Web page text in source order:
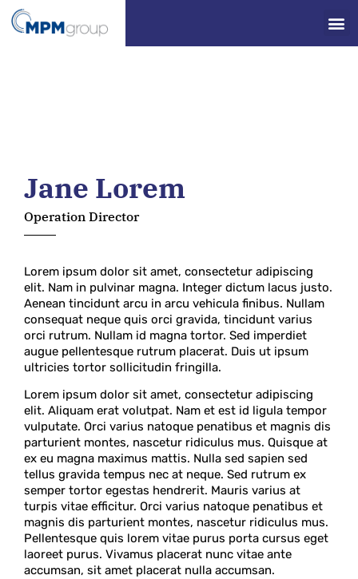
Jane Lorem
Operation Director
Lorem ipsum dolor sit amet, consectetur adipiscing
elit. Nam in pulvinar magna. Integer dictum lacus justo.
Aenean tincidunt arcu in arcu vehicula finibus. Nullam
consequat neque quis orci gravida, tincidunt varius
orci rutrum. Nullam id magna tortor. Sed imperdiet
augue pellentesque rutrum placerat. Duis ut ipsum
ultricies tortor sollicitudin fringilla.
Lorem ipsum dolor sit amet, consectetur adipiscing
elit. Aliquam erat volutpat. Nam et est id ligula tempor
vulputate. Orci varius natoque penatibus et magnis dis
parturient montes, nascetur ridiculus mus. Quisque at
ex eu magna maximus mattis. Nulla sed sapien sed
tellus gravida tempus nec at neque. Sed rutrum ex
semper tortor egestas hendrerit. Mauris varius at
turpis vitae efficitur. Orci varius natoque penatibus et
magnis dis parturient montes, nascetur ridiculus mus.
Pellentesque quis lorem vitae purus porta cursus eget
laoreet purus. Vivamus placerat nunc vitae ante
accumsan, sit amet placerat nulla accumsan.